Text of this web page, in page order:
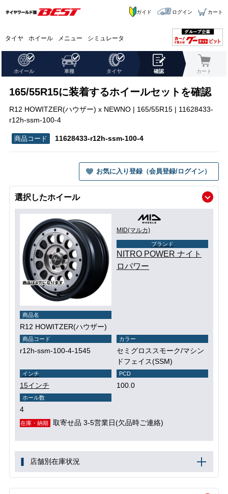
タイヤ ホイール メニュー シミュレータ
ガイド ログイン カート
ホイール 車種 タイヤ 確認 カート
165/55R15に装着するホイールセットを確認
R12 HOWITZER(ハウザー) x NEWNO | 165/55R15 | 11628433-
r12h-ssm-100-4
11628433-r12h-ssm-100-4
お気に入り登録（会員登録/ログイン）
選択したホイール
MID(マルカ)
ブランド
NITRO POWER ナイト
ロパワー
商品名
R12 HOWITZER(ハウザー)
商品コード
r12h-ssm-100-4-1545
カラー
セミグロススモーク/マシン
ドフェイス(SSM)
インチ
15インチ
PCD
100.0
ホール数
4
在庫・納期 取寄せ品 3-5営業日(欠品時ご連絡)
店舗別在庫状況